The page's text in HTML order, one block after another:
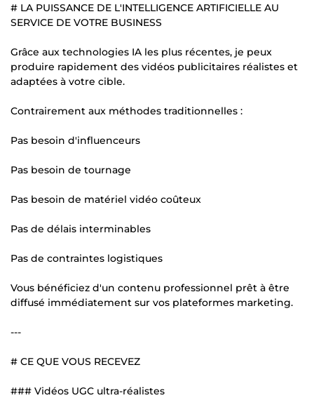
# LA PUISSANCE DE L'INTELLIGENCE ARTIFICIELLE AU
SERVICE DE VOTRE BUSINESS
Grâce aux technologies IA les plus récentes, je peux
produire rapidement des vidéos publicitaires réalistes et
adaptées à votre cible.
Contrairement aux méthodes traditionnelles :
Pas besoin d'influenceurs
Pas besoin de tournage
Pas besoin de matériel vidéo coûteux
Pas de délais interminables
Pas de contraintes logistiques
Vous bénéficiez d'un contenu professionnel prêt à être
diffusé immédiatement sur vos plateformes marketing.
---
# CE QUE VOUS RECEVEZ
### Vidéos UGC ultra-réalistes